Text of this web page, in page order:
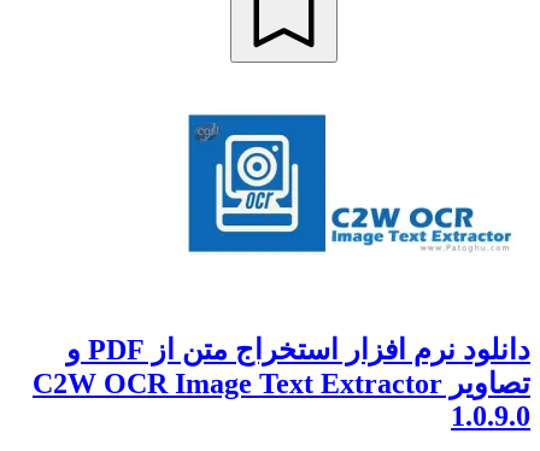
دانلود نرم افزار استخراج متن از PDF و
تصاویر C2W OCR Image Text Extractor
1.0.9.0